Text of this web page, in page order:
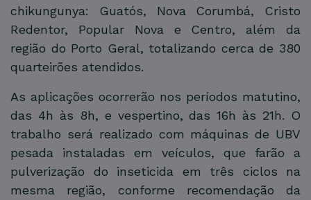
chikungunya: Guatós, Nova Corumbá, Cristo
Redentor, Popular Nova e Centro, além da
região do Porto Geral, totalizando cerca de 380
quarteirões atendidos.
As aplicações ocorrerão nos períodos matutino,
das 4h às 8h, e vespertino, das 16h às 21h. O
trabalho será realizado com máquinas de UBV
pesada instaladas em veículos, que farão a
pulverização do inseticida em três ciclos na
mesma região, conforme recomendação da